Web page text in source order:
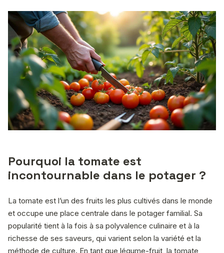
Pourquoi la tomate est
incontournable dans le potager ?
La tomate est l’un des fruits les plus cultivés dans le monde
et occupe une place centrale dans le potager familial. Sa
popularité tient à la fois à sa polyvalence culinaire et à la
richesse de ses saveurs, qui varient selon la variété et la
méthode de culture. En tant que légume-fruit, la tomate